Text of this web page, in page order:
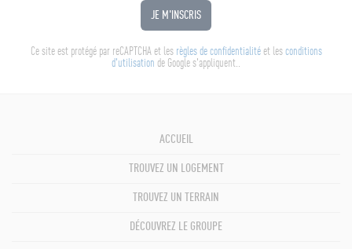
JE M'INSCRIS
Ce site est protégé par reCAPTCHA et les règles de confidentialitéet les conditions
d'utilisation de Google s'appliquent..
ACCUEIL
TROUVEZ UN LOGEMENT
TROUVEZ UN TERRAIN
DÉCOUVREZ LE GROUPE